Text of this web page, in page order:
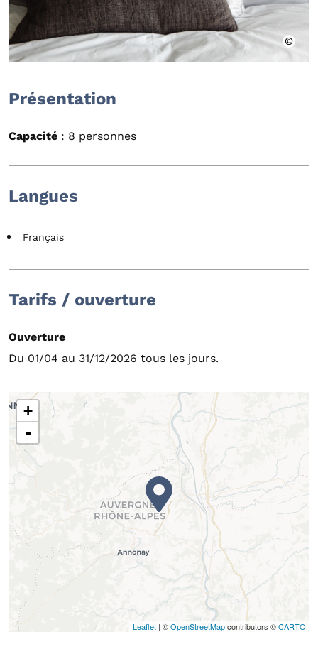
Présentation
Capacité : 8 personnes
Langues
Français
Tarifs / ouverture
Ouverture
Du 01/04 au 31/12/2026 tous les jours.
+
-
Leaflet | ©OpenStreetMapcontributors ©CARTO